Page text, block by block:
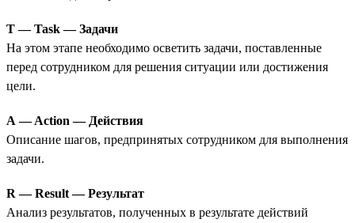
T — Task — Задачи
На этом этапе необходимо осветить задачи, поставленные
перед сотрудником для решения ситуации или достижения
цели.
A — Action — Действия
Описание шагов, предпринятых сотрудником для выполнения
задачи.
R — Result — Результат
Анализ результатов, полученных в результате действий